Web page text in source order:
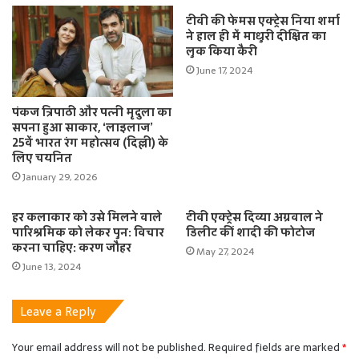
पंकज त्रिपाठी और पत्नी मृदुला का
सपना हुआ साकार, ‘लाइलाज’
25वें भारत रंग महोत्सव (दिल्ली) के
लिए चयनित
January 29, 2026
टीवी की फेमस एक्ट्रेस निया शर्मा
ने हाल ही में माधुरी दीक्षित का
लुक किया कैरी
June 17, 2024
हर कलाकार को उसे मिलने वाले
पारिश्रमिक को लेकर पुन: विचार
करना चाहिए: करण जौहर
June 13, 2024
टीवी एक्ट्रेस दिव्या अग्रवाल ने
डिलीट कीं शादी की फोटोज
May 27, 2024
Leave a Reply
Your email address will not be published.Required fields are marked*